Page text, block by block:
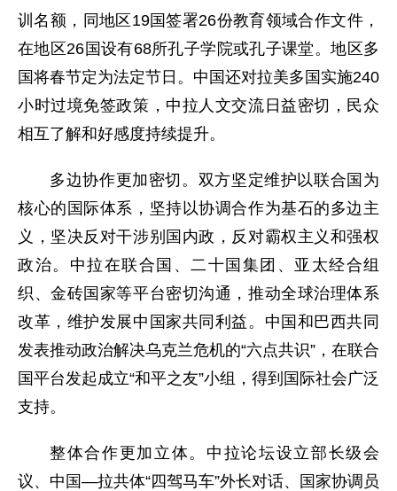
训名额，同地区19国签署26份教育领域合作文件，
在地区26国设有68所孔子学院或孔子课堂。地区多
国将春节定为法定节日。中国还对拉美多国实施240
小时过境免签政策，中拉人文交流日益密切，民众
相互了解和好感度持续提升。
多边协作更加密切。双方坚定维护以联合国为
核心的国际体系，坚持以协调合作为基石的多边主
义，坚决反对干涉别国内政，反对霸权主义和强权
政治。中拉在联合国、二十国集团、亚太经合组
织、金砖国家等平台密切沟通，推动全球治理体系
改革，维护发展中国家共同利益。中国和巴西共同
发表推动政治解决乌克兰危机的“六点共识”，在联合
国平台发起成立“和平之友”小组，得到国际社会广泛
支持。
整体合作更加立体。中拉论坛设立部长级会
议、中国—拉共体“四驾马车”外长对话、国家协调员